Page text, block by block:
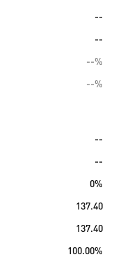
--
--
--%
--%
--
--
0%
137.40
137.40
100.00%